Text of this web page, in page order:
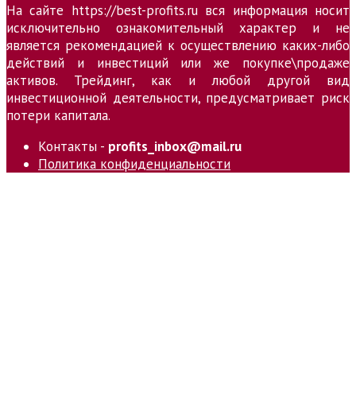
На сайте https://best-profits.ru вся информация носит
исключительно ознакомительный характер и не
является рекомендацией к осуществлению каких-либо
действий и инвестиций или же покупке\продаже
активов. Трейдинг, как и любой другой вид
инвестиционной деятельности, предусматривает риск
потери капитала.
Контакты - profits_inbox@mail.ru
Политика конфиденциальности